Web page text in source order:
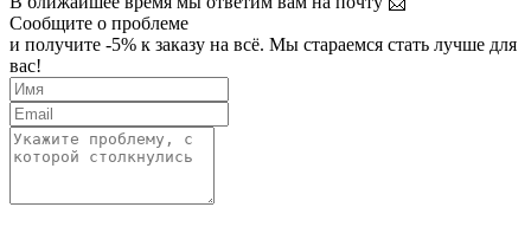
Сообщите о проблеме
и получите -5% к заказу на всё. Мы стараемся стать лучше для
вас!